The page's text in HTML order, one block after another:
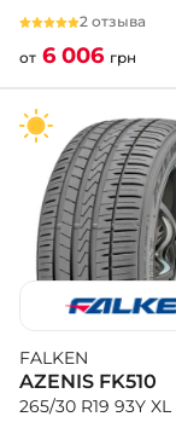
2 отзыва
от 6 006 грн
FALKEN
AZENIS FK510
265/30 R19 93Y XL